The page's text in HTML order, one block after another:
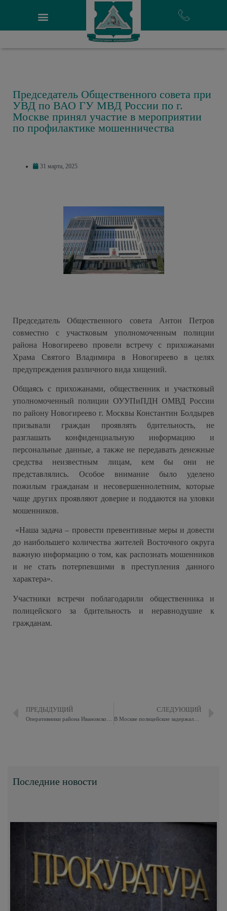
Председатель Общественного совета при
УВД по ВАО ГУ МВД России по г.
Москве принял участие в мероприятии
по профилактике мошенничества
31 марта, 2025
Председатель Общественного совета Антон Петров
совместно с участковым уполномоченным полиции
района Новогиреево провели встречу с прихожанами
Храма Святого Владимира в Новогиреево в целях
предупреждения различного вида хищений.
Общаясь с прихожанами, общественник и участковый
уполномоченный полиции ОУУПиПДН ОМВД России
по району Новогиреево г. Москвы Константин Болдырев
призывали граждан проявлять бдительность, не
разглашать конфиденциальную информацию и
персональные данные, а также не передавать денежные
средства неизвестным лицам, кем бы они не
представлялись. Особое внимание было уделено
пожилым гражданам и несовершеннолетним, которые
чаще других проявляют доверие и поддаются на уловки
мошенников.
«Наша задача – провести превентивные меры и довести
до наибольшего количества жителей Восточного округа
важную информацию о том, как распознать мошенников
и не стать потерпевшими в преступления данного
характера».
Участники встречи поблагодарили общественника и
полицейского за бдительность и неравнодушие к
гражданам.
ПРЕДЫДУЩИЙ СЛЕДУЮЩИЙ
В Москве полицейские задержали подозреваемого в убийстве, совершенном 14 лет назад
Последние новости